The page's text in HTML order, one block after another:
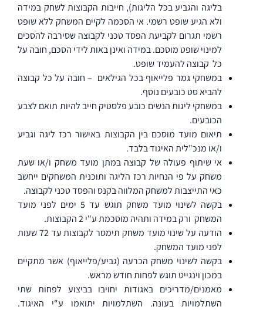
בליגה והגביע בכל הליגות), חייבות הקבוצות לשחק במידה
ולא הגיע שופט רשמי. אי הסכמה לקיים המשחק ללא שופט
רשמי תגרום לקביעת הפסד טכני לקבוצה שסירבה להסכים
למינוי שופט מוסכם. במידה ואינן באות לידי הסכם, חובה על
כל קבוצה להעמיד שופט.
במשחקי גמר פלייאוף בכל הגילאים – חובה על כל קבוצה
להביא סט כובעים נוסף.
במשחקי ליגות הנשים כובע פלסטיק חייב להיות תואם לצבע
הכובעים.
תיאום מועד מוסכם בין הקבוצות באישור רכז ליגה וגביע
ו/או מנכ"לית האיגוד בלבד.
אי שיתוף פעולה של קבוצה במתן מועד משחק ו/או שעת
משחק על פי הנחיות רכז הליגה ותוכנית המשחקים ייחשב
כאי התייצבות למשחק המלווה בקנס והפסד טכני לקבוצה.
בקשה לשינוי מועד משחק תוגש עד 5 ימים לפני מועד
המשחק ורק במידה ותהיה מוסכמת ע"י 2 הקבוצות.
הודעה על שינוי מועד משחק תימסר לקבוצות עד 72 שעות
לפני מועד המשחק.
בקשה לשינוי משחק הכרעה (גביע/פלייאוף) אשר מתקיים
במכון וינגייט תוגש לפחות חודש מראש.
מאמנים/מדריכים באגודות יחויבו בביצוע לפחות שתי
השתלמויות בעונה. השתלמויות יתואמו ע"י האיגוד.